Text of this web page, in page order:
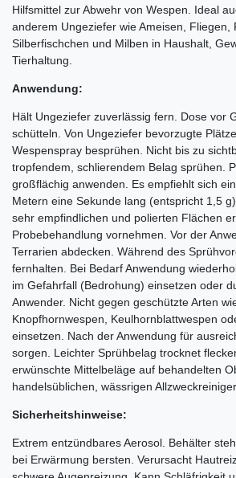
Hilfsmittel zur Abwehr von Wespen. Ideal
anderem Ungeziefer wie Ameisen, Fliegen,
Silberfischchen und Milben in Haushalt,
Tierhaltung.
Anwendung:
Hält Ungeziefer zuverlässig fern. Dose vor
schütteln. Von Ungeziefer bevorzugte
Wespenspray besprühen. Nicht bis zu
tropfendem, schlierendem Belag sprühen.
großflächig anwenden. Es empfiehlt sich
Metern eine Sekunde lang (entspricht 1,5
sehr empfindlichen und polierten Flächen
Probebehandlung vornehmen. Vor der
Terrarien abdecken. Während des
fernhalten. Bei Bedarf Anwendung
im Gefahrfall (Bedrohung) einsetzen oder
Anwender. Nicht gegen geschützte Arten
Knopfhornwespen, Keulhornblattwespen
einsetzen. Nach der Anwendung für
sorgen. Leichter Sprühbelag trocknet
erwünschte Mittelbeläge auf behandelten
handelsüblichen, wässrigen
Sicherheitshinweise:
Extrem entzündbares Aerosol. Behälter
bei Erwärmung bersten. Verursacht